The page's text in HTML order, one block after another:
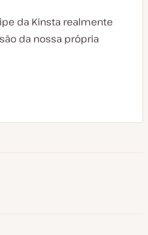
da Kinsta realmente
da nossa própria